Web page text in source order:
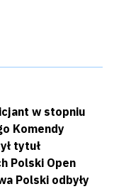
w stopniu
Komendy
tytuł
Polski Open
Polski odbyły